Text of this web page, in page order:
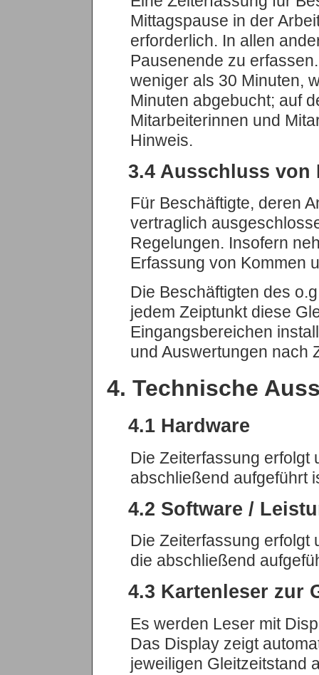
Mittagspause in der
erforderlich. In allen
Pausenende zu
weniger als 30 Minuten,
Minuten abgebucht; auf
Mitarbeiterinnen und
Hinweis.
3.4 Ausschluss von
Für Beschäftigte, deren
vertraglich
Regelungen. Insofern
Erfassung von Kommen
Die Beschäftigten des
jedem Zeiptunkt diese
Eingangsbereichen
und Auswertungen nach
4. Technische
4.1 Hardware
Die Zeiterfassung erfolgt
abschließend aufgeführt
4.2 Software /
Die Zeiterfassung erfolgt
die abschließend
4.3 Kartenleser zur
Es werden Leser mit
Das Display zeigt
jeweiligen Gleitzeitstand